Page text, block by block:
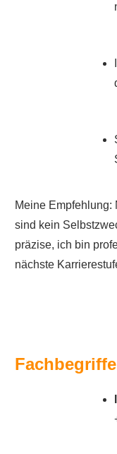
Meine Empfehlung:
sind kein
präzise, ich bin
nächste